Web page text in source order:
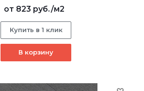
от 823 руб./м2
Купить в 1 клик
В корзину